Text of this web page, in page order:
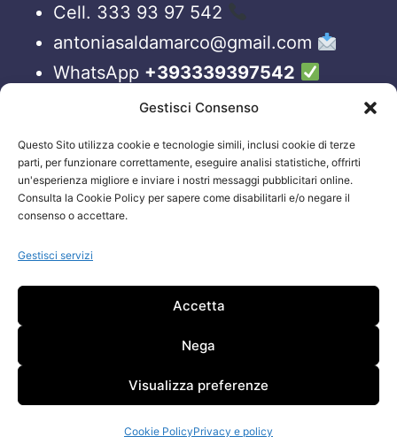
Gestisci Consenso
Questo Sito utilizza cookie e tecnologie simili, inclusi cookie di terze
parti, per funzionare correttamente, eseguire analisi statistiche, offrirti
un'esperienza migliore e inviare i nostri messaggi pubblicitari online.
Consulta la Cookie Policy per sapere come disabilitarli e/o negare il
consenso o accettare.
Gestisci servizi
Accetta
Nega
Visualizza preferenze
Cookie PolicyPrivacy e policy
Cell. 333 93 97 542
antoniasaldamarco@gmail.com
WhatsApp +393339397542
ORARI APERTURA UFFICI
Lun-Ven 09:00 – 19:00
Siamo sempre attivi e online sui nostri social.
Non esiti a contattarci, anche fuori gli orari
sopraelencati via email.
Attenzione: Si riceve solo su appuntamento.